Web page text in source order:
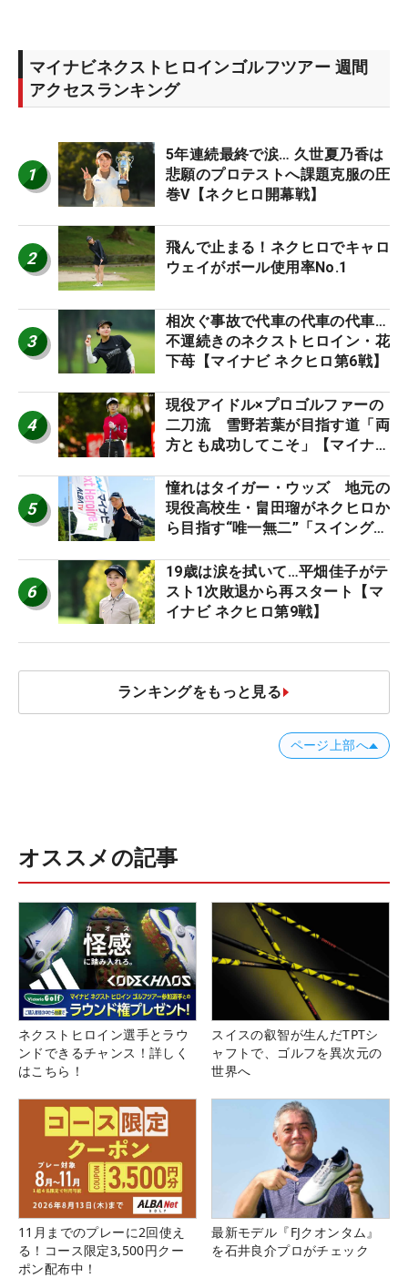
マイナビネクストヒロインゴルフツアー 週間
アクセスランキング
1
5年連続最終で涙… 久世夏乃香は
悲願のプロテストへ課題克服の圧
巻V【ネクヒロ開幕戦】
2
飛んで止まる！ネクヒロでキャロ
ウェイがボール使用率No.1
3
相次ぐ事故で代車の代車の代車…
不運続きのネクストヒロイン・花
下苺【マイナビ ネクヒロ第6戦】
4
現役アイドル×プロゴルファーの
二刀流 雪野若葉が目指す道「両
方とも成功してこそ」【マイナビ
5
憧れはタイガー・ウッズ 地元の
現役高校生・畠田瑠がネクヒロか
ら目指す“唯一無二”「スイングは
6
19歳は涙を拭いて…平畑佳子がテ
スト1次敗退から再スタート【マ
イナビ ネクヒロ第9戦】
ランキングをもっと見る
ページ上部へ
オススメの記事
ネクストヒロイン選手とラウ
ンドできるチャンス！詳しく
はこちら！
スイスの叡智が生んだTPTシ
ャフトで、ゴルフを異次元の
世界へ
11月までのプレーに2回使え
る！コース限定3,500円クー
ポン配布中！
最新モデル『FJクオンタム』
を石井良介プロがチェック